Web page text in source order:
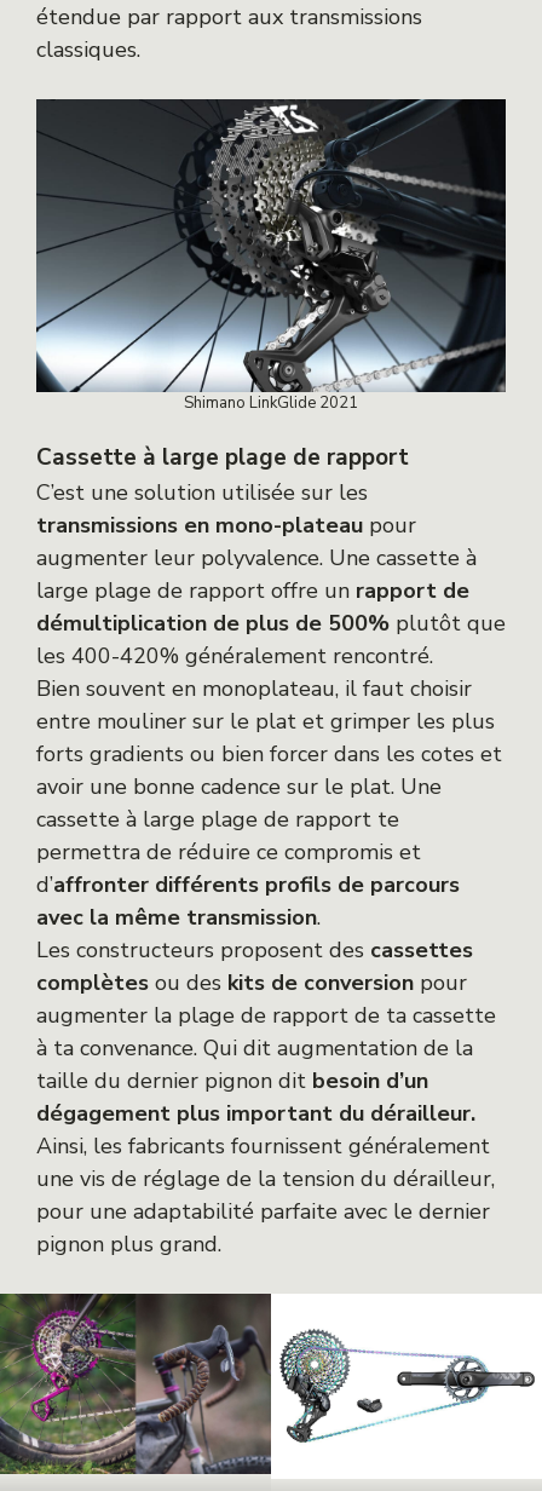
étendue par rapport aux transmissions
classiques.
Shimano LinkGlide 2021
Cassette à large plage de rapport
C’est une solution utilisée sur les
transmissions en mono-plateau pour
augmenter leur polyvalence. Une cassette à
large plage de rapport offre un rapport de
démultiplication de plus de 500% plutôt que
les 400-420% généralement rencontré.
Bien souvent en monoplateau, il faut choisir
entre mouliner sur le plat et grimper les plus
forts gradients ou bien forcer dans les cotes et
avoir une bonne cadence sur le plat. Une
cassette à large plage de rapport te
permettra de réduire ce compromis et
d’affronter différents profils de parcours
avec la même transmission.
Les constructeurs proposent des cassettes
complètes ou des kits de conversion pour
augmenter la plage de rapport de ta cassette
à ta convenance. Qui dit augmentation de la
taille du dernier pignon dit besoin d’un
dégagement plus important du dérailleur.
Ainsi, les fabricants fournissent généralement
une vis de réglage de la tension du dérailleur,
pour une adaptabilité parfaite avec le dernier
pignon plus grand.